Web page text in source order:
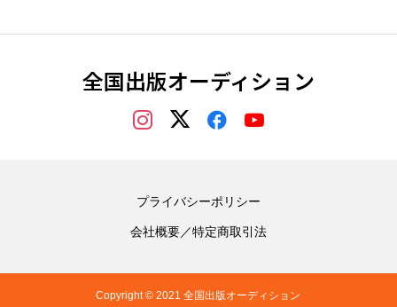
全国出版オーディション
プライバシーポリシー
会社概要／特定商取引法
Copyright © 2021 全国出版オーディション